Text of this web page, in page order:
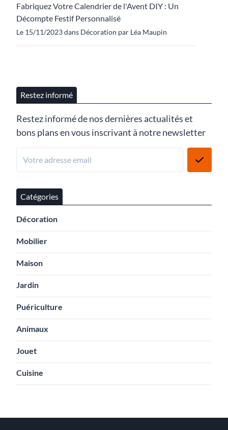
Fabriquez Votre Calendrier de l'Avent DIY : Un
Décompte Festif Personnalisé
Le 15/11/2023 dans Décoration par Léa Maupin
Restez informé
Restez informé de nos dernières actualités et
bons plans en vous inscrivant à notre newsletter
Catégories
Décoration
Mobilier
Maison
Jardin
Puériculture
Animaux
Jouet
Cuisine